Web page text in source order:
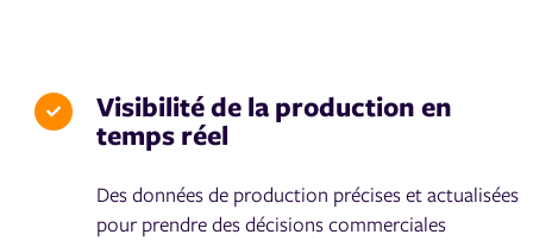
Visibilité de la production en
temps réel
Des données de production précises et actualisées
pour prendre des décisions commerciales